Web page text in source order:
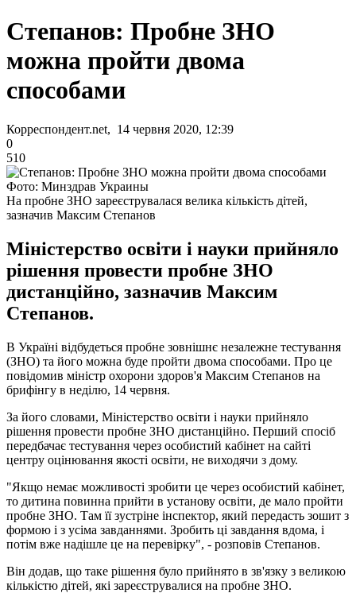
Степанов: Пробне ЗНО
можна пройти двома
способами
Корреспондент.net, 14 червня 2020, 12:39
0
510
Фото: Минздрав Украины
На пробне ЗНО зареєструвалася велика кількість дітей,
зазначив Максим Степанов
Міністерство освіти і науки прийняло
рішення провести пробне ЗНО
дистанційно, зазначив Максим
Степанов.
В Україні відбудеться пробне зовнішнє незалежне тестування
(ЗНО) та його можна буде пройти двома способами. Про це
повідомив міністр охорони здоров'я Максим Степанов на
брифінгу в неділю, 14 червня.
За його словами, Міністерство освіти і науки прийняло
рішення провести пробне ЗНО дистанційно. Перший спосіб
передбачає тестування через особистий кабінет на сайті
центру оцінювання якості освіти, не виходячи з дому.
"Якщо немає можливості зробити це через особистий кабінет,
то дитина повинна прийти в установу освіти, де мало пройти
пробне ЗНО. Там її зустріне інспектор, який передасть зошит з
формою і з усіма завданнями. Зробить ці завдання вдома, і
потім вже надішле це на перевірку", - розповів Степанов.
Він додав, що таке рішення було прийнято в зв'язку з великою
кількістю дітей, які зареєструвалися на пробне ЗНО.